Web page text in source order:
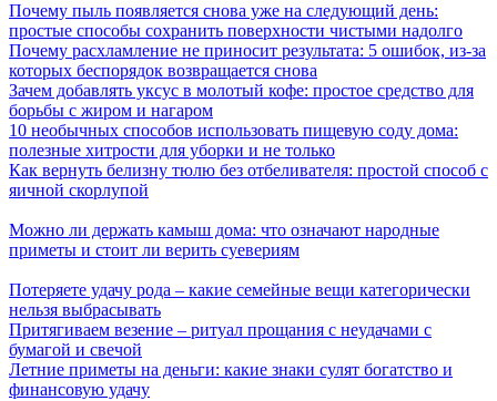
Почему пыль появляется снова уже на следующий день:
простые способы сохранить поверхности чистыми надолго
Почему расхламление не приносит результата: 5 ошибок, из-за
которых беспорядок возвращается снова
Зачем добавлять уксус в молотый кофе: простое средство для
борьбы с жиром и нагаром
10 необычных способов использовать пищевую соду дома:
полезные хитрости для уборки и не только
Как вернуть белизну тюлю без отбеливателя: простой способ с
яичной скорлупой
Можно ли держать камыш дома: что означают народные
приметы и стоит ли верить суевериям
Потеряете удачу рода – какие семейные вещи категорически
нельзя выбрасывать
Притягиваем везение – ритуал прощания с неудачами с
бумагой и свечой
Летние приметы на деньги: какие знаки сулят богатство и
финансовую удачу